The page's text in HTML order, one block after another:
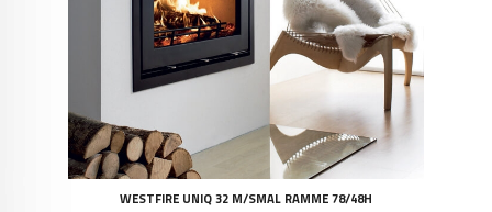
WESTFIRE UNIQ 32 M/SMAL RAMME 78/48H